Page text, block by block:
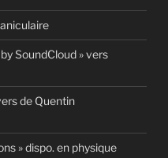
SoundCloud » vers
de Quentin
» dispo. en physique